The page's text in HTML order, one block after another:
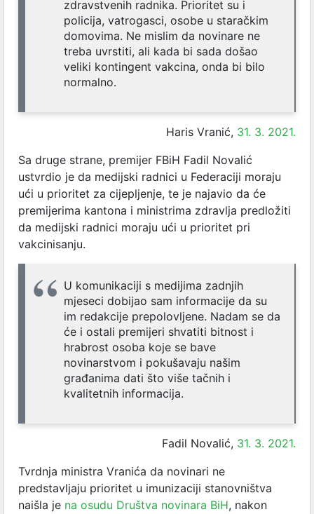
zdravstvenih radnika. Prioritet su i
policija, vatrogasci, osobe u staračkim
domovima. Ne mislim da novinare ne
treba uvrstiti, ali kada bi sada došao
veliki kontingent vakcina, onda bi bilo
normalno.
Haris Vranić, 31. 3. 2021.
Sa druge strane, premijer FBiH Fadil Novalić
ustvrdio je da medijski radnici u Federaciji moraju
ući u prioritet za cijepljenje, te je najavio da će
premijerima kantona i ministrima zdravlja predložiti
da medijski radnici moraju ući u prioritet pri
vakcinisanju.
U komunikaciji s medijima zadnjih
mjeseci dobijao sam informacije da su
im redakcije prepolovljene. Nadam se da
će i ostali premijeri shvatiti bitnost i
hrabrost osoba koje se bave
novinarstvom i pokušavaju našim
građanima dati što više tačnih i
kvalitetnih informacija.
Fadil Novalić, 31. 3. 2021.
Tvrdnja ministra Vranića da novinari ne
predstavljaju prioritet u imunizaciji stanovništva
naišla je na osudu Društva novinara BiH, nakon